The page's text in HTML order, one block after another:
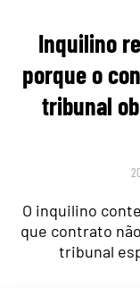
Inquilino
porque o
tribunal
O inquilino
que contrato
tribunal